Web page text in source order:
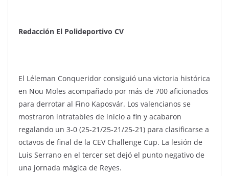
Redacción El Polideportivo CV
El Léleman Conqueridor consiguió una victoria histórica
en Nou Moles acompañado por más de 700 aficionados
para derrotar al Fino Kaposvár. Los valencianos se
mostraron intratables de inicio a fin y acabaron
regalando un 3-0 (25-21/25-21/25-21) para clasificarse a
octavos de final de la CEV Challenge Cup. La lesión de
Luis Serrano en el tercer set dejó el punto negativo de
una jornada mágica de Reyes.